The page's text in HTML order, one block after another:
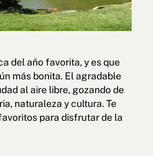
de privacidad
sociales Aviso legal
Canal de denuncias
de Oporto
del año favorita, y es que
más bonita. El agradable
al aire libre, gozando de
naturaleza y cultura. Te
para disfrutar de la